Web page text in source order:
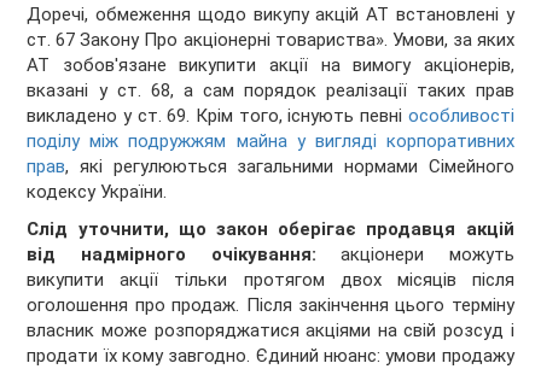
Доречі,обмеження щодо викупу акцій АТ встановлені у
ст. 67 Закону Про акціонерні товариства». Умови, за яких
АТ зобов'язане викупити акції на вимогу акціонерів,
вказані у ст. 68, а сам порядок реалізації таких прав
викладено у ст. 69. Крім того, існують певні особливості
поділу між подружжям майна у вигляді корпоративних
прав, які регулюються загальними нормами Сімейного
кодексу України.
Слід уточнити, що закон оберігає продавця акцій
від надмірного очікування: акціонери можуть
викупити акції тільки протягом двох місяців після
оголошення про продаж. Після закінчення цього терміну
власник може розпоряджатися акціями на свій розсуд і
продати їх кому завгодно. Єдиний нюанс: умови продажу